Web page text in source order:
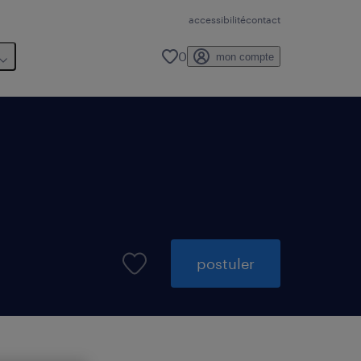
accessibilitécontact
0 mon compte
postuler